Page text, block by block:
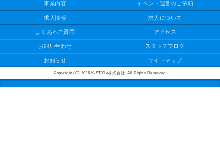
事業内容 イベント運営のご依頼
求人情報 求人について
よくあるご質問 アクセス
お問い合わせ スタッフブログ
お知らせ サイトマップ
Copyright (C) 2026 K-STYLe株式会社. All Rights Reserved.